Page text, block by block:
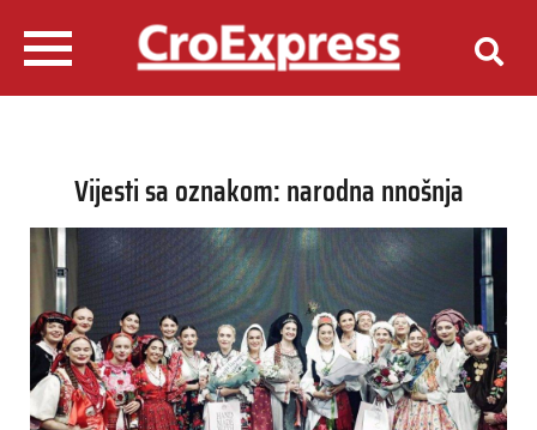
Vijesti sa oznakom: narodna nnošnja